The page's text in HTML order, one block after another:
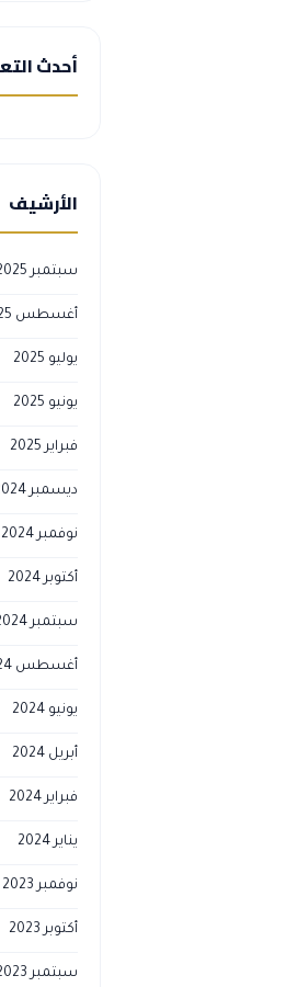
أحدث
الأرشيف
سبتمبر 2025
أغسطس 2025
يوليو 2025
يونيو 2025
فبراير 2025
ديسمبر 2024
نوفمبر 2024
أكتوبر 2024
سبتمبر 2024
أغسطس 2024
يونيو 2024
أبريل 2024
فبراير 2024
يناير 2024
نوفمبر 2023
أكتوبر 2023
سبتمبر 2023